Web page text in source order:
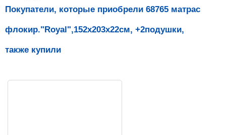
Покупатели, которые приобрели 68765 матрас
флокир."Royal",152х203х22см, +2подушки,
также купили